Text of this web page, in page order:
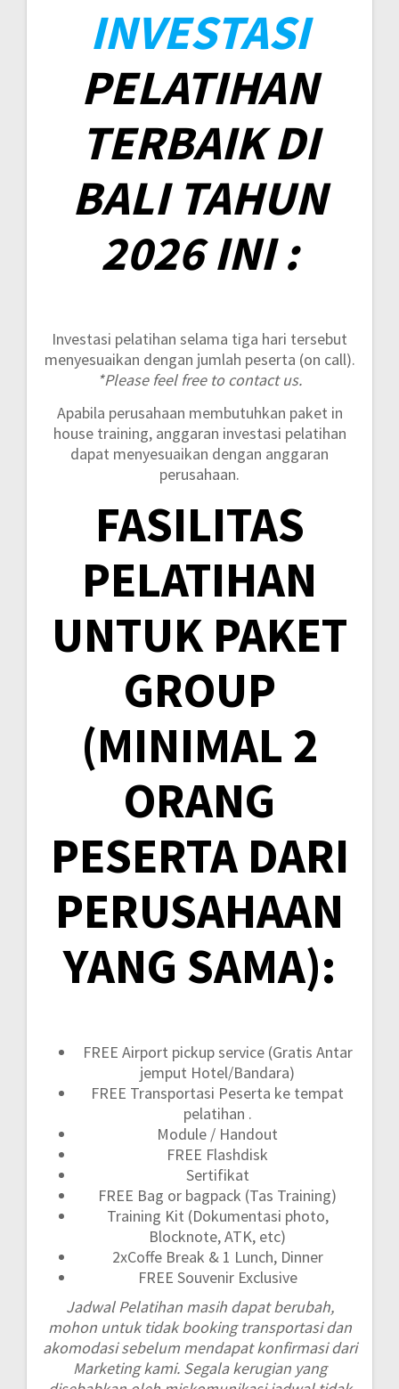
INVESTASI
PELATIHAN
TERBAIK DI
BALI TAHUN
2026 INI :
Investasi pelatihan selama tiga hari tersebut
menyesuaikan dengan jumlah peserta (on call).
*Please feel free to contact us.
Apabila perusahaan membutuhkan paket in
house training, anggaran investasi pelatihan
dapat menyesuaikan dengan anggaran
perusahaan.
FASILITAS
PELATIHAN
UNTUK PAKET
GROUP
(MINIMAL 2
ORANG
PESERTA DARI
PERUSAHAAN
YANG SAMA):
FREE Airport pickup service (Gratis Antar
jemput Hotel/Bandara)
FREE Transportasi Peserta ke tempat
pelatihan .
Module / Handout
FREE Flashdisk
Sertifikat
FREE Bag or bagpack (Tas Training)
Training Kit (Dokumentasi photo,
Blocknote, ATK, etc)
2xCoffe Break & 1 Lunch, Dinner
FREE Souvenir Exclusive
Jadwal Pelatihan masih dapat berubah,
mohon untuk tidak booking transportasi dan
akomodasi sebelum mendapat konfirmasi dari
Marketing kami. Segala kerugian yang